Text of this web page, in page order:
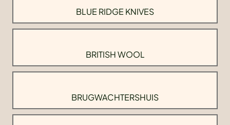
BLUE RIDGE KNIVES
BRITISH WOOL
BRUGWACHTERSHUIS